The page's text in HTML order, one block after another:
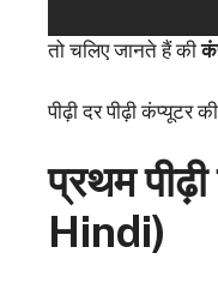
तो चलिए जानते हैं की
पीढ़ी दर पीढ़ी कंप्यूटर
प्रथम
Hindi)